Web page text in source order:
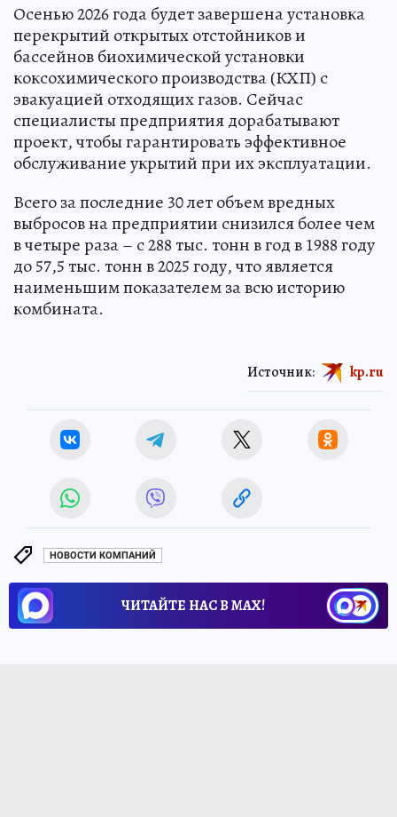
Осенью 2026 года будет завершена установка
перекрытий открытых отстойников и
бассейнов биохимической установки
коксохимического производства (КХП) с
эвакуацией отходящих газов. Сейчас
специалисты предприятия дорабатывают
проект, чтобы гарантировать эффективное
обслуживание укрытий при их эксплуатации.
Всего за последние 30 лет объем вредных
выбросов на предприятии снизился более чем
в четыре раза – с 288 тыс. тонн в год в 1988 году
до 57,5 тыс. тонн в 2025 году, что является
наименьшим показателем за всю историю
комбината.
Источник: kp.ru
НОВОСТИ КОМПАНИЙ
ЧИТАЙТЕ НАС В МАХ!